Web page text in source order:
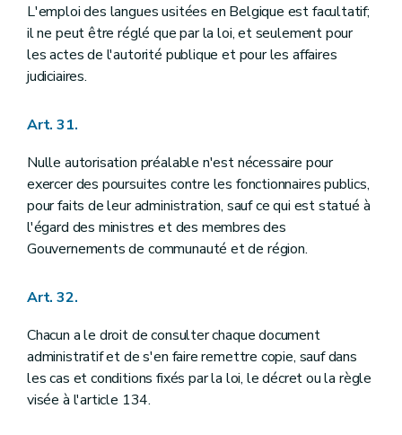
L'emploi des langues usitées en Belgique est facultatif;
il ne peut être réglé que par la loi, et seulement pour
les actes de l'autorité publique et pour les affaires
judiciaires.
Art. 31.
Nulle autorisation préalable n'est nécessaire pour
exercer des poursuites contre les fonctionnaires publics,
pour faits de leur administration, sauf ce qui est statué à
l'égard des ministres et des membres des
Gouvernements de communauté et de région.
Art. 32.
Chacun a le droit de consulter chaque document
administratif et de s'en faire remettre copie, sauf dans
les cas et conditions fixés par la loi, le décret ou la règle
visée à l'article 134.